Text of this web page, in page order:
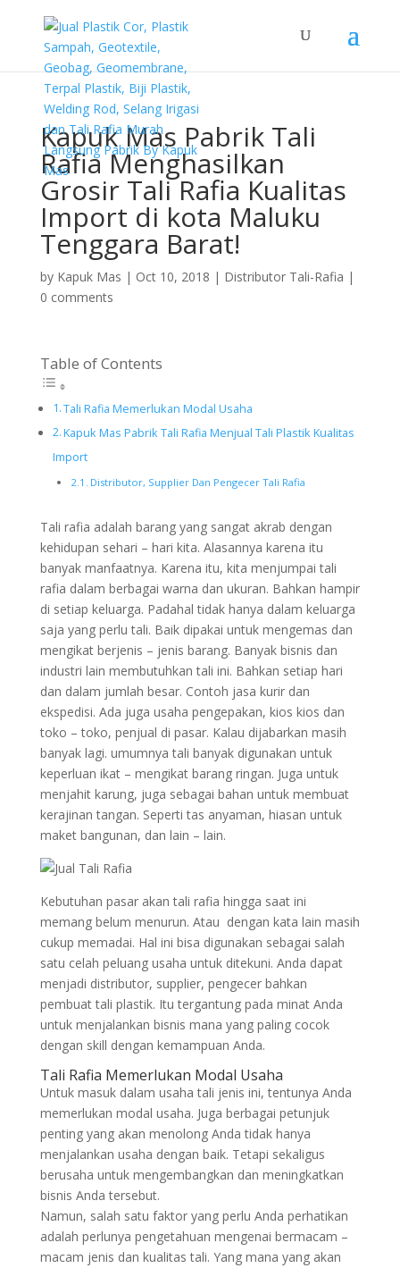
Kapuk Mas Pabrik Tali
Rafia Menghasilkan
Grosir Tali Rafia Kualitas
Import di kota Maluku
Tenggara Barat!
by Kapuk Mas | Oct 10, 2018 | Distributor Tali-Rafia |
0 comments
Table of Contents
Tali Rafia Memerlukan Modal Usaha
Kapuk Mas Pabrik Tali Rafia Menjual Tali Plastik Kualitas
Import
Distributor, Supplier Dan Pengecer Tali Rafia
Tali rafia adalah barang yang sangat akrab dengan
kehidupan sehari – hari kita. Alasannya karena itu
banyak manfaatnya. Karena itu, kita menjumpai tali
rafia dalam berbagai warna dan ukuran. Bahkan hampir
di setiap keluarga. Padahal tidak hanya dalam keluarga
saja yang perlu tali. Baik dipakai untuk mengemas dan
mengikat berjenis – jenis barang. Banyak bisnis dan
industri lain membutuhkan tali ini. Bahkan setiap hari
dan dalam jumlah besar. Contoh jasa kurir dan
ekspedisi. Ada juga usaha pengepakan, kios kios dan
toko – toko, penjual di pasar. Kalau dijabarkan masih
banyak lagi. umumnya tali banyak digunakan untuk
keperluan ikat – mengikat barang ringan. Juga untuk
menjahit karung, juga sebagai bahan untuk membuat
kerajinan tangan. Seperti tas anyaman, hiasan untuk
maket bangunan, dan lain – lain.
Kebutuhan pasar akan tali rafia hingga saat ini
memang belum menurun. Atau dengan kata lain masih
cukup memadai. Hal ini bisa digunakan sebagai salah
satu celah peluang usaha untuk ditekuni. Anda dapat
menjadi distributor, supplier, pengecer bahkan
pembuat tali plastik. Itu tergantung pada minat Anda
untuk menjalankan bisnis mana yang paling cocok
dengan skill dengan kemampuan Anda.
Tali Rafia Memerlukan Modal Usaha
Untuk masuk dalam usaha tali jenis ini, tentunya Anda
memerlukan modal usaha. Juga berbagai petunjuk
penting yang akan menolong Anda tidak hanya
menjalankan usaha dengan baik. Tetapi sekaligus
berusaha untuk mengembangkan dan meningkatkan
bisnis Anda tersebut.
Namun, salah satu faktor yang perlu Anda perhatikan
adalah perlunya pengetahuan mengenai bermacam –
macam jenis dan kualitas tali. Yang mana yang akan